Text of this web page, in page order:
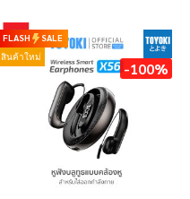
FLASH
SALE
สินค้าใหม่
-100%